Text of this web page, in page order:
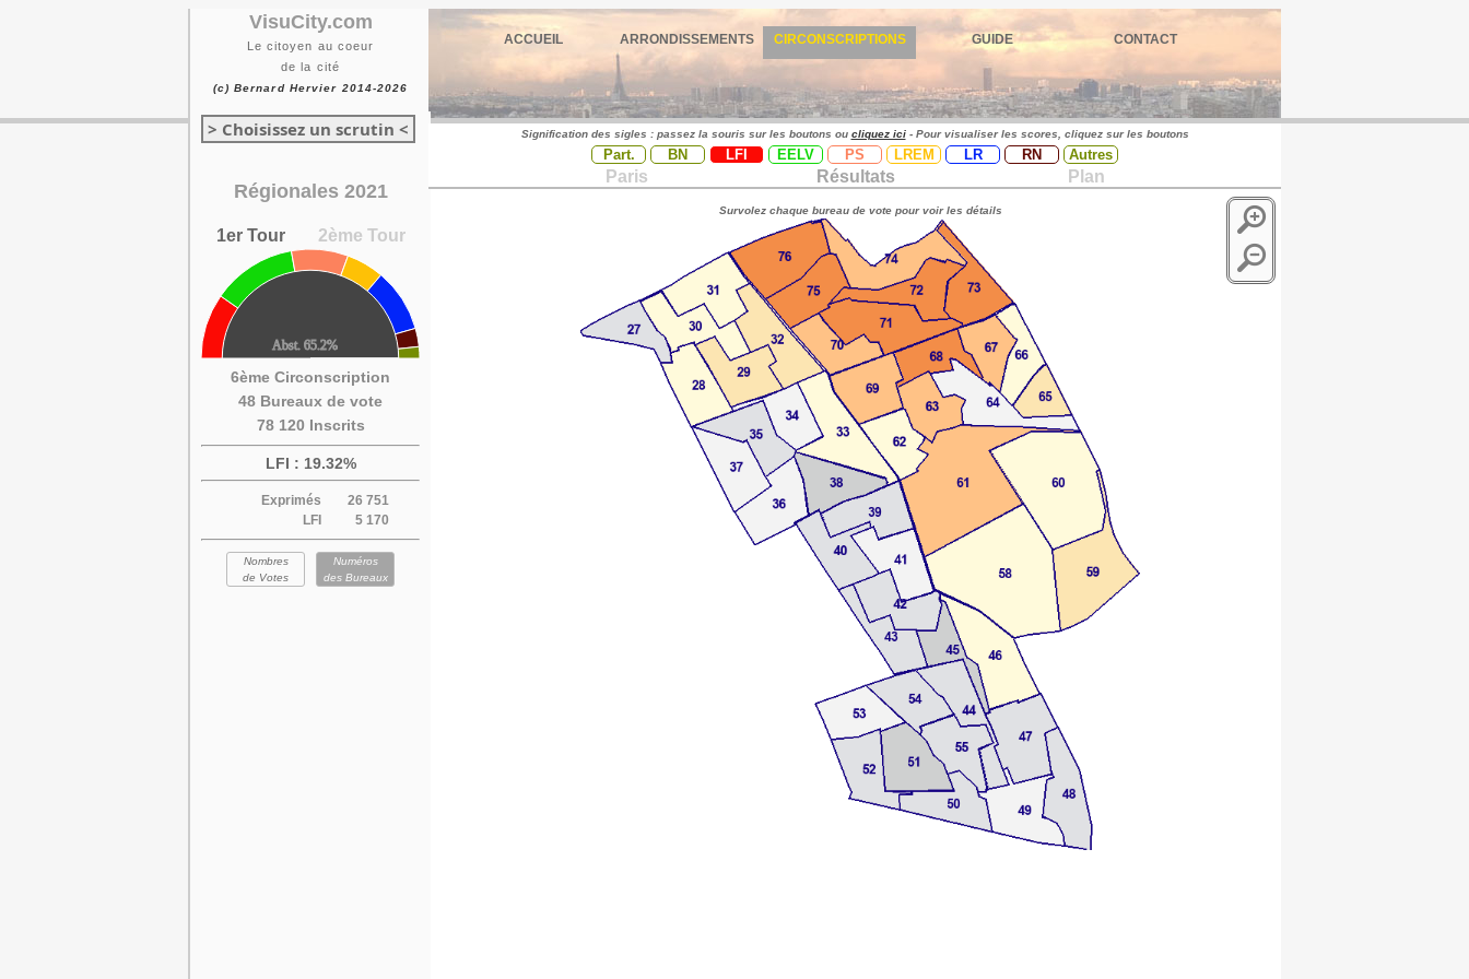
VisuCity.com
Le citoyen au coeur
de la cité
(c) Bernard Hervier 2014-2026
ACCUEIL ARRONDISSEMENTS CIRCONSCRIPTIONS GUIDE CONTACT
> Choisissez un scrutin <
Régionales 2021
1er Tour 2ème Tour
6ème Circonscription
48 Bureaux de vote
78 120 Inscrits
LFI : 19.32%
Exprimés
26 751
LFI
5 170
Nombres
de Votes
Numéros
des Bureaux
Signification des sigles : passez la souris sur les boutons ou cliquez ici- Pour visualiser les scores, cliquez sur les boutons
Part. BN LFI EELV PS LREM LR RN Autres
Paris Résultats Plan
Survolez chaque bureau de vote pour voir les détails